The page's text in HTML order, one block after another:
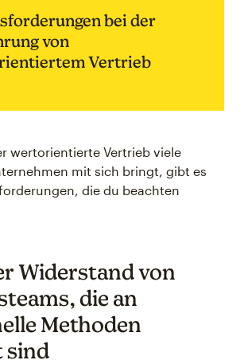
bei der
von
Vertrieb
wertorientierte Vertrieb viele
mit sich bringt, gibt es
die du beachten
Widerstand von
die an
Methoden
sind